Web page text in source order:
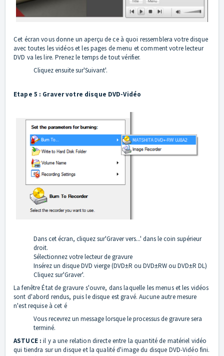
Cet écran vous donne un aperçu de ce à quoi ressemblera votre disque
avec toutes les vidéos et les pages de menu et comment votre lecteur
DVD va les lire. Prenez le temps de tout vérifier.
Cliquez ensuite sur'Suivant'.
Etape 5 : Graver votre disque DVD-Vidéo
Dans cet écran, cliquez sur'Graver vers...' dans le coin supérieur
droit.
Sélectionnez votre lecteur de gravure
Insérez un disque DVD vierge (DVD±R ou DVD±RW ou DVD±R DL)
Cliquez sur'Graver'.
La fenêtre État de gravure s'ouvre, dans laquelle les menus et les vidéos
sont d'abord rendus, puis le disque est gravé. Aucune autre mesure
n'est requise à cet é
Vous recevrez un message lorsque le processus de gravure sera
terminé.
ASTUCE :il y a une relation directe entre la quantité de matériel vidéo
qui tiendra sur un disque et la qualité d'image du disque DVD-Vidéo fini.